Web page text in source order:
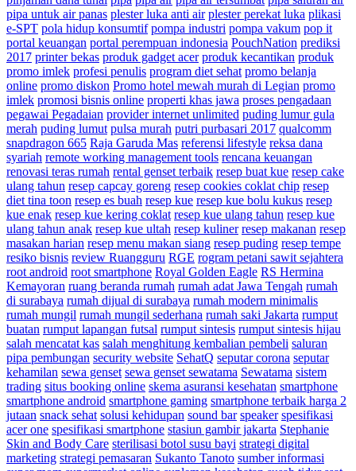
pipa untuk air panas plester luka anti air plester perekat luka plikasi
e-SPT pola hidup konsumtif pompa industri pompa vakum pop it
portal keuangan portal perempuan indonesia PouchNation prediksi
2017 printer bekas produk gadget acer produk kecantikan produk
promo imlek profesi penulis program diet sehat promo belanja
online promo diskon Promo hotel mewah murah di Legian promo
imlek promosi bisnis online properti khas jawa proses pengadaan
pegawai Pegadaian provider internet unlimited puding lumur gula
merah puding lumut pulsa murah putri purbasari 2017 qualcomm
snapdragon 665 Raja Garuda Mas referensi lifestyle reksa dana
syariah remote working management tools rencana keuangan
renovasi teras rumah rental genset terbaik resep buat kue resep cake
ulang tahun resep capcay goreng resep cookies coklat chip resep
diet tina toon resep es buah resep kue resep kue bolu kukus resep
kue enak resep kue kering coklat resep kue ulang tahun resep kue
ulang tahun anak resep kue ultah resep kuliner resep makanan resep
masakan harian resep menu makan siang resep puding resep tempe
resiko bisnis review Ruangguru RGE rogram petani sawit sejahtera
root android root smartphone Royal Golden Eagle RS Hermina
Kemayoran ruang beranda rumah rumah adat Jawa Tengah rumah
di surabaya rumah dijual di surabaya rumah modern minimalis
rumah mungil rumah mungil sederhana rumah saki Jakarta rumput
buatan rumput lapangan futsal rumput sintesis rumput sintesis hijau
salah mencatat kas salah menghitung kembalian pembeli saluran
pipa pembungan security website SehatQ seputar corona seputar
kehamilan sewa genset sewa genset sewatama Sewatama sistem
trading situs booking online skema asuransi kesehatan smartphone
smartphone android smartphone gaming smartphone terbaik harga 2
jutaan snack sehat solusi kehidupan sound bar speaker spesifikasi
acer one spesifikasi smartphone stasiun gambir jakarta Stephanie
Skin and Body Care sterilisasi botol susu bayi strategi digital
marketing strategi pemasaran Sukanto Tanoto sumber informasi